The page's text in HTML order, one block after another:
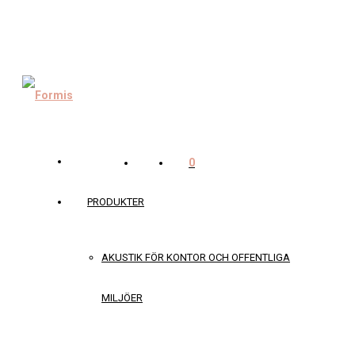
PRODUKTER
AKUSTIK FÖR KONTOR OCH OFFENTLIGA
MILJÖER
0